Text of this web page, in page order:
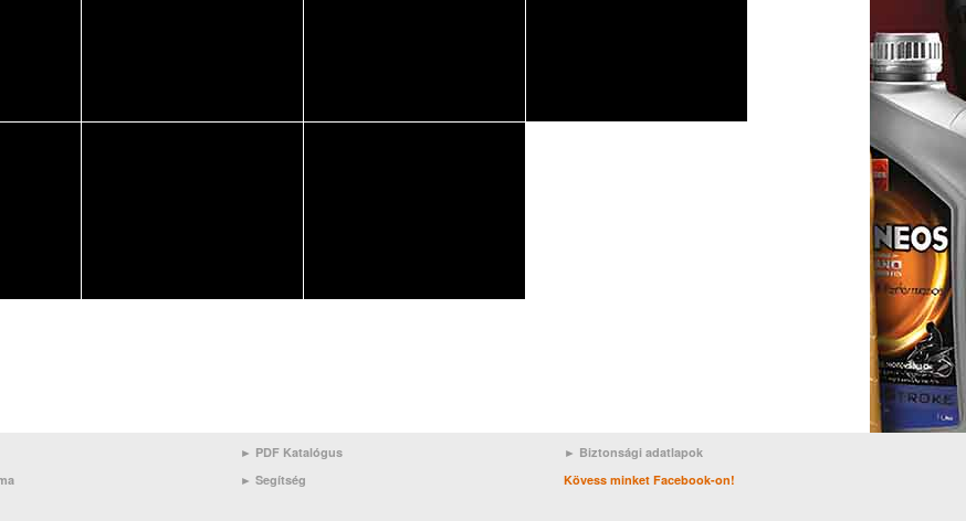
► PDF Katalógus
► Segítség
► Biztonsági adatlapok
Kövess minket Facebook-on!